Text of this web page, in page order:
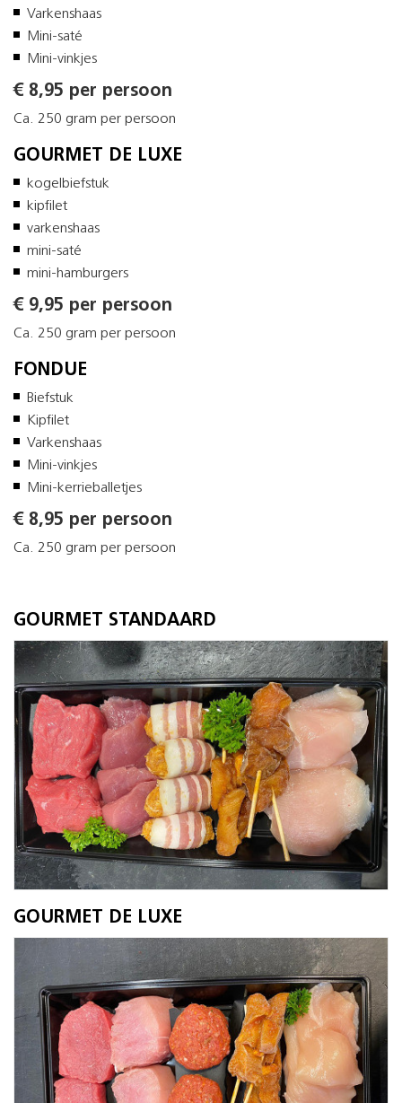
Varkenshaas
Mini-saté
Mini-vinkjes
€ 8,95 per persoon
Ca. 250 gram per persoon
GOURMET DE LUXE
kogelbiefstuk
kipfilet
varkenshaas
mini-saté
mini-hamburgers
€ 9,95 per persoon
Ca. 250 gram per persoon
FONDUE
Biefstuk
Kipfilet
Varkenshaas
Mini-vinkjes
Mini-kerrieballetjes
€ 8,95 per persoon
Ca. 250 gram per persoon
GOURMET STANDAARD
GOURMET DE LUXE